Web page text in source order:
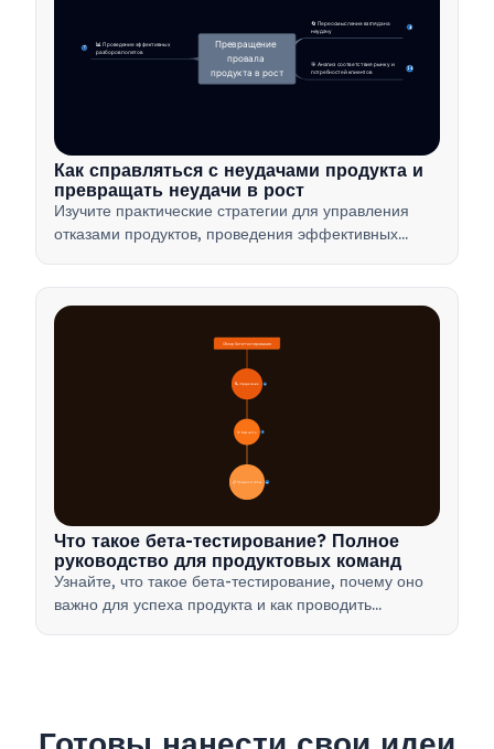
🔄 Переосмысление взгляда на
неудачу
4
📊 Проведение эффективных
разборов полетов
7
🎯 Анализ соответствия рынку и
потребностей клиентов
14
Превращение
провала
продукта в рост
Как справляться с неудачами продукта и
превращать неудачи в рост
Изучите практические стратегии для управления
отказами продуктов, проведения эффективных
🔍 Определение
🎯 Важность 7
📋 Процесс и типы
Обзор бета-тестирования
Что такое бета-тестирование? Полное
руководство для продуктовых команд
Узнайте, что такое бета-тестирование, почему оно
важно для успеха продукта и как проводить